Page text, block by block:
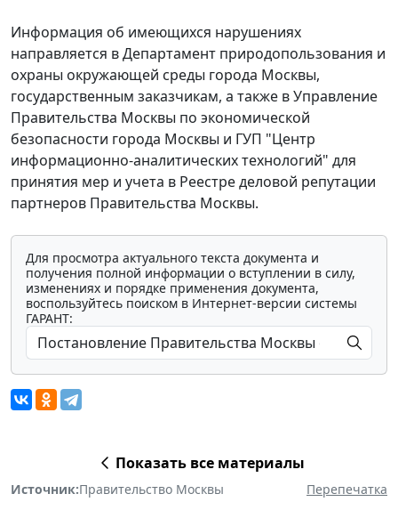
Информация об имеющихся нарушениях
направляется в Департамент природопользования и
охраны окружающей среды города Москвы,
государственным заказчикам, а также в Управление
Правительства Москвы по экономической
безопасности города Москвы и ГУП "Центр
информационно-аналитических технологий" для
принятия мер и учета в Реестре деловой репутации
партнеров Правительства Москвы.
Для просмотра актуального текста документа и
получения полной информации о вступлении в силу,
изменениях и порядке применения документа,
воспользуйтесь поиском в Интернет-версии системы
ГАРАНТ:
Показать все материалы
Источник:Правительство Москвы Перепечатка